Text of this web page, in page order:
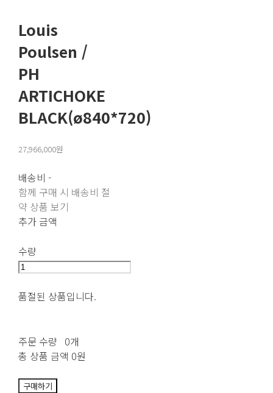
Louis
Poulsen /
PH
ARTICHOKE
BLACK(ø840*720)
27,966,000원
배송비 -
함께 구매 시 배송비 절
약 상품 보기
추가 금액
수량
품절된 상품입니다.
주문 수량 0개
총 상품 금액 0원
구매하기